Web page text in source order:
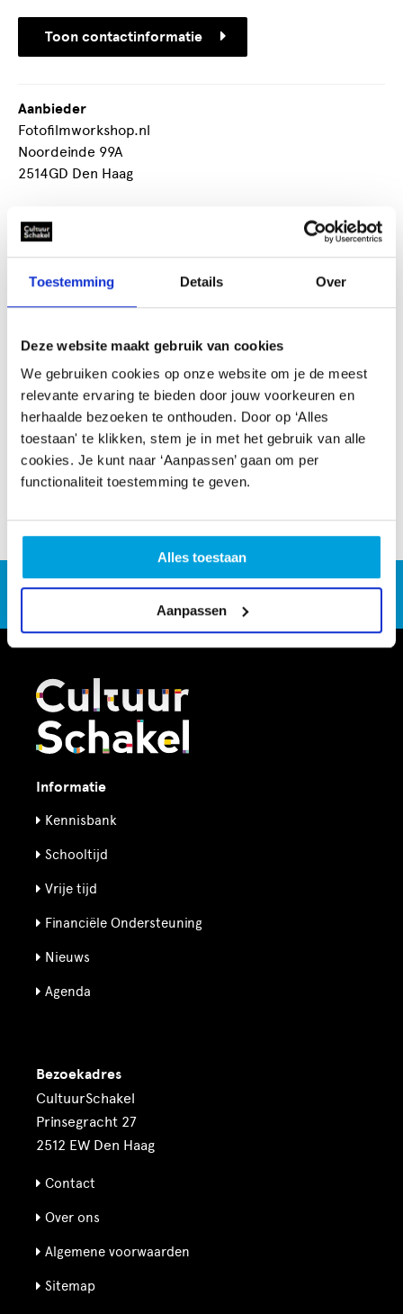
Toestemming Details Over
Deze website maakt gebruik van cookies
We gebruiken cookies op onze website om je de meest
relevante ervaring te bieden door jouw voorkeuren en
herhaalde bezoeken te onthouden. Door op ‘Alles
toestaan' te klikken, stem je in met het gebruik van alle
cookies. Je kunt naar ‘Aanpassen’ gaan om per
functionaliteit toestemming te geven.
Alles toestaan
Aanpassen
Wij bieden workshops aan op het gebied van fotografie
te verbeteren en creatieve technieken te ontwikkelen in
zowel fotografie als filmmaken.
Wij bieden veel verschillende soorten workshops op het
gebied van fotografie en film aan.
Toon contactinformatie
Aanbieder
Fotofilmworkshop.nl
Noordeinde 99A
2514GD Den Haag
CultuurSchakel brengt je verder in kunst en cultuur in
Informatie
Kennisbank
Schooltijd
Vrije tijd
Financiële Ondersteuning
Nieuws
Agenda
Bezoekadres
CultuurSchakel
Prinsegracht 27
2512 EW Den Haag
Contact
Over ons
Algemene voorwaarden
Sitemap